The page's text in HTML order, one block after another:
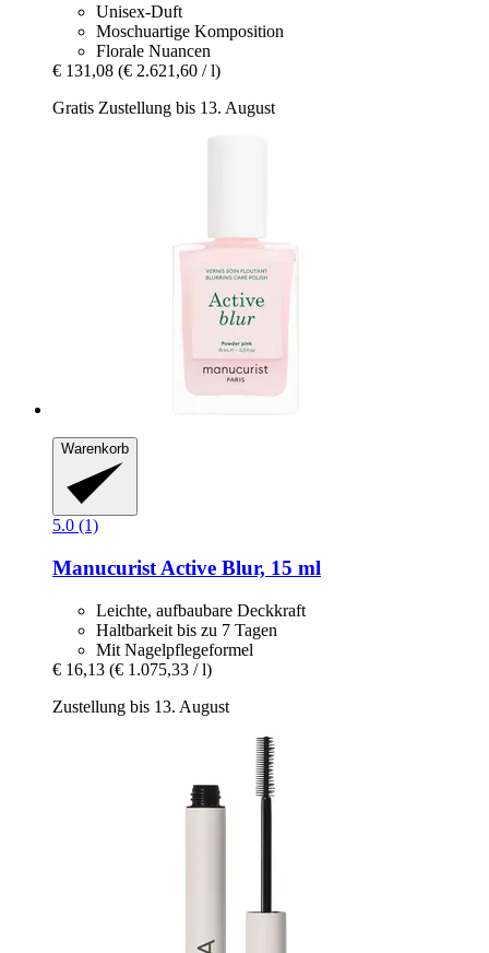
Unisex-Duft
Moschuartige Komposition
Florale Nuancen
€ 131,08 (€ 2.621,60 / l)
Gratis Zustellung bis 13. August
Warenkorb
5.0 (1)
Manucurist Active Blur, 15 ml
Leichte, aufbaubare Deckkraft
Haltbarkeit bis zu 7 Tagen
Mit Nagelpflegeformel
€ 16,13 (€ 1.075,33 / l)
Zustellung bis 13. August